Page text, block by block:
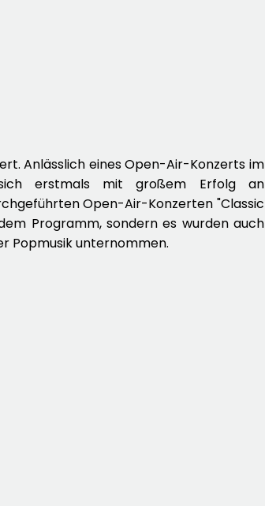
Anlässlich eines Open-Air-Konzerts im
sich erstmals mit großem Erfolg an
Open-Air-Konzerten "Classic
Programm, sondern es wurden auch
Popmusik unternommen.